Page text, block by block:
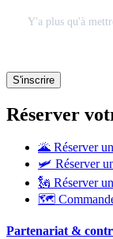
Réserver
🌋 Réserver
🛩 Réserver
🗽 Réserver
🗺
Partenariat &